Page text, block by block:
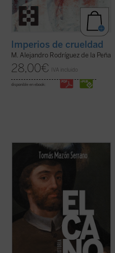
Imperios de crueldad
M. Alejandro Rodríguez de la Peña
28,00€ IVA incluido
disponible en ebook:
En esta nueva edición ampliada de
viaje a la historia, el lector encontrará
mucha más información y documentación
sobre Elcano y los suyos, a través de
crónicas, relaciones y otros legajos